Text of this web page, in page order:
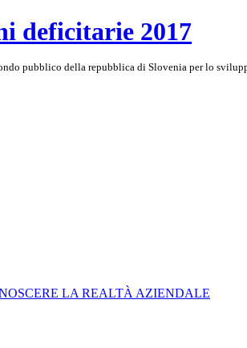
deficitarie 2017
pubblico della repubblica di Slovenia per lo
LA REALTÀ AZIENDALE